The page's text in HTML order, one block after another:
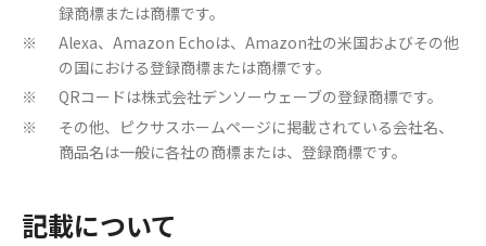
録商標または商標です。
※
Alexa、Amazon Echoは、Amazon社の米国およびその他
の国における登録商標または商標です。
※ QRコードは株式会社デンソーウェーブの登録商標です。
※
その他、ピクサスホームページに掲載されている会社名、
商品名は一般に各社の商標または、登録商標です。
記載について